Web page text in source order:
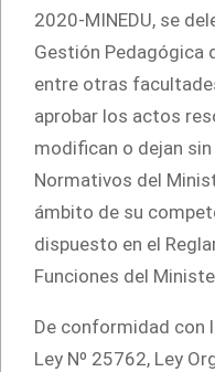
2020-MINEDU, se
Gestión Pedagógica
entre otras
aprobar los actos
modifican o dejan
Normativos del
ámbito de su
dispuesto en el
Funciones del
De conformidad con
Ley Nº 25762, Ley